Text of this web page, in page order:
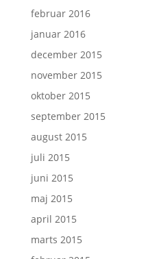
februar 2016
januar 2016
december 2015
november 2015
oktober 2015
september 2015
august 2015
juli 2015
juni 2015
maj 2015
april 2015
marts 2015